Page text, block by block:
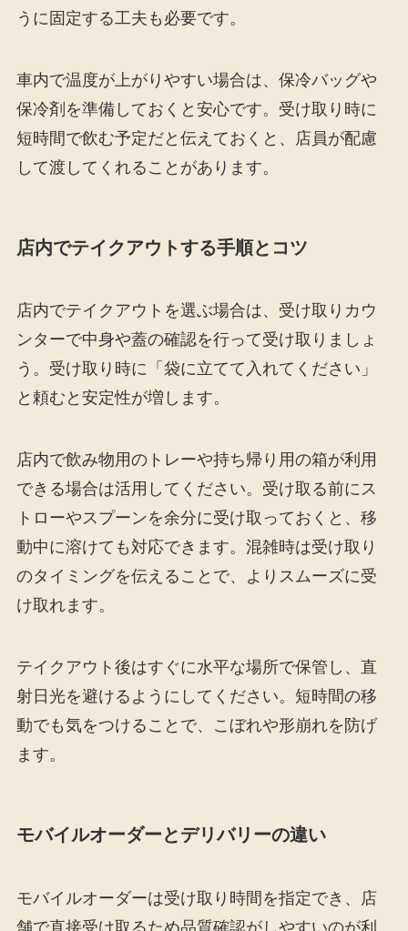
うに固定する工夫も必要です。
車内で温度が上がりやすい場合は、保冷バッグや
保冷剤を準備しておくと安心です。受け取り時に
短時間で飲む予定だと伝えておくと、店員が配慮
して渡してくれることがあります。
店内でテイクアウトする手順とコツ
店内でテイクアウトを選ぶ場合は、受け取りカウ
ンターで中身や蓋の確認を行って受け取りましょ
う。受け取り時に「袋に立てて入れてください」
と頼むと安定性が増します。
店内で飲み物用のトレーや持ち帰り用の箱が利用
できる場合は活用してください。受け取る前にス
トローやスプーンを余分に受け取っておくと、移
動中に溶けても対応できます。混雑時は受け取り
のタイミングを伝えることで、よりスムーズに受
け取れます。
テイクアウト後はすぐに水平な場所で保管し、直
射日光を避けるようにしてください。短時間の移
動でも気をつけることで、こぼれや形崩れを防げ
ます。
モバイルオーダーとデリバリーの違い
モバイルオーダーは受け取り時間を指定でき、店
舗で直接受け取るため品質確認がしやすいのが利